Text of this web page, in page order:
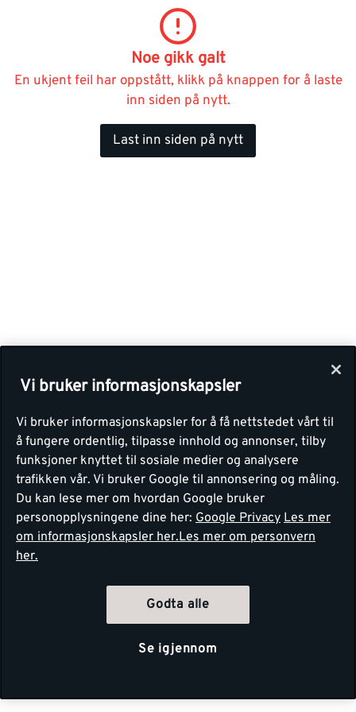
Noe gikk galt
En ukjent feil har oppstått, klikk på knappen for å laste
inn siden på nytt.
Last inn siden på nytt
Vi bruker informasjonskapsler
Vi bruker informasjonskapsler for å få nettstedet vårt til
å fungere ordentlig, tilpasse innhold og annonser, tilby
funksjoner knyttet til sosiale medier og analysere
trafikken vår. Vi bruker Google til annonsering og måling.
Du kan lese mer om hvordan Google bruker
personopplysningene dine her: Google Privacy Les mer
om informasjonskapsler her.Les mer om personvern
her.
Godta alle
Se igjennom